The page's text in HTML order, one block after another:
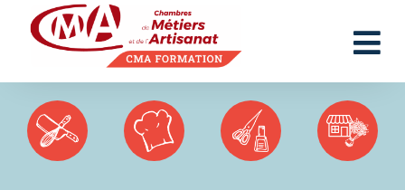
Panneau de gestion des cookies